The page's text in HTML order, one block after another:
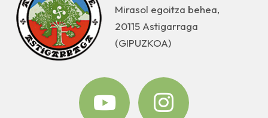
Mirasol egoitza behea,
20115 Astigarraga
(GIPUZKOA)